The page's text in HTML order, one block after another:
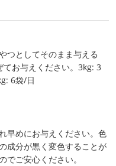
つとしてそのまま与える
てお与えください。3kg: 3
6袋/日
早めにお与えください。色
成分が黒く変色することが
でご安心ください。